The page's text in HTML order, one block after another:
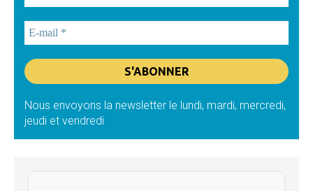
Nous envoyons la newsletter le lundi, mardi, mercredi,
jeudi et vendredi